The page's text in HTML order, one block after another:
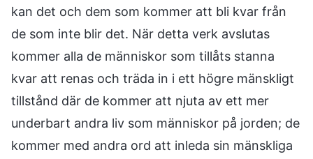
kan det och dem som kommer att bli kvar från
de som inte blir det. När detta verk avslutas
kommer alla de människor som tillåts stanna
kvar att renas och träda in i ett högre mänskligt
tillstånd där de kommer att njuta av ett mer
underbart andra liv som människor på jorden; de
kommer med andra ord att inleda sin mänskliga